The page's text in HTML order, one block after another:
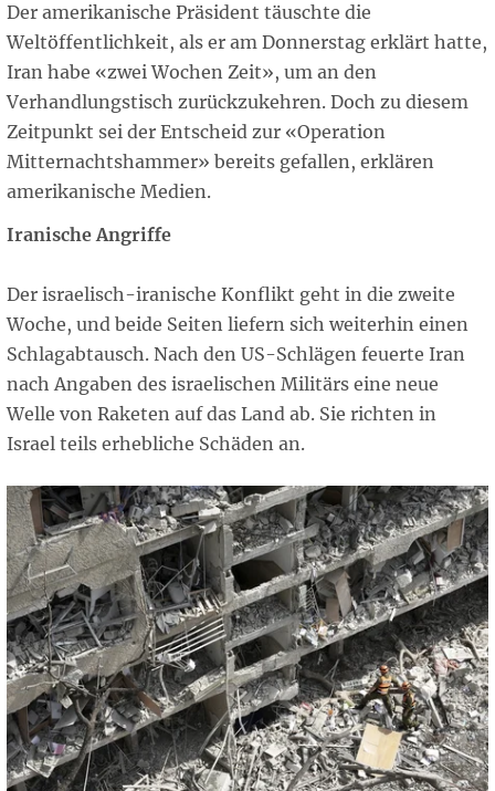
Der amerikanische Präsident täuschte die
Weltöffentlichkeit, als er am Donnerstag erklärt hatte,
Iran habe «zwei Wochen Zeit», um an den
Verhandlungstisch zurückzukehren. Doch zu diesem
Zeitpunkt sei der Entscheid zur «Operation
Mitternachtshammer» bereits gefallen, erklären
amerikanische Medien.
Iranische Angriffe
Der israelisch-iranische Konflikt geht in die zweite
Woche, und beide Seiten liefern sich weiterhin einen
Schlagabtausch. Nach den US-Schlägen feuerte Iran
nach Angaben des israelischen Militärs eine neue
Welle von Raketen auf das Land ab. Sie richten in
Israel teils erhebliche Schäden an.